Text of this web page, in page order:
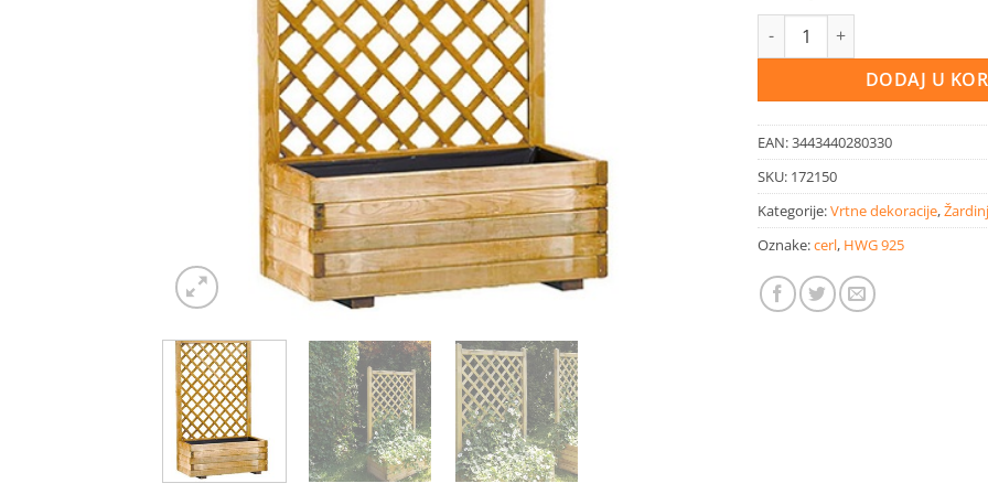
Mreža za penjačice sa
DODAJ U
EAN:3443440280330
SKU: 172150
Kategorije:Vrtne dekoracije,
Oznake:cerl, HWG 925